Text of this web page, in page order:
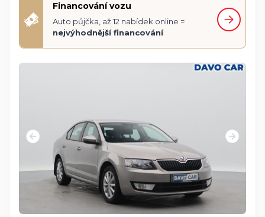
Financování vozu
Auto půjčka, až 12 nabídek online =
nejvýhodnější financování